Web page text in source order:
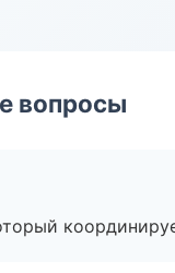
вопросы